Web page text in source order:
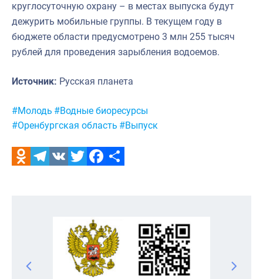
круглосуточную охрану – в местах выпуска будут
дежурить мобильные группы. В текущем году в
бюджете области предусмотрено 3 млн 255 тысяч
рублей для проведения зарыбления водоемов.
Источник: Русская планета
Метки:
#Молодь #Водные биоресурсы
#Оренбургская область #Выпуск